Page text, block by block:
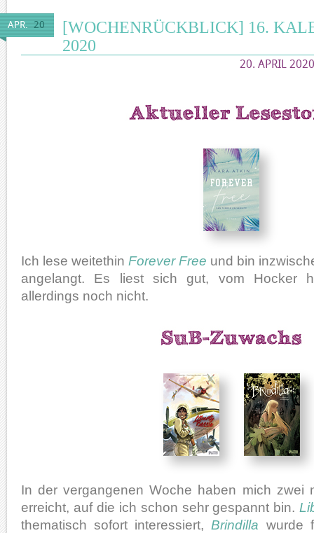
APR. 20
[WOCHENRÜCKBLICK] 16.
2020
20. APRIL
Ich lese weitethin Forever Free und bin
angelangt. Es liest sich gut, vom Hocker
allerdings noch nicht.
In der vergangenen Woche haben mich zwei
erreicht, auf die ich schon sehr gespannt bin.
thematisch sofort interessiert, Brindilla wurde